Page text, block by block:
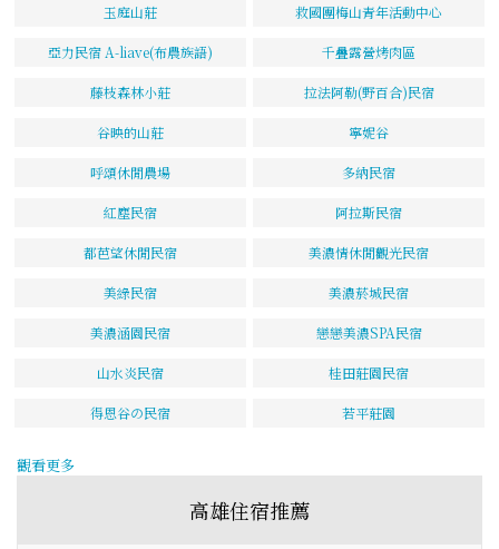
玉庭山莊 救國團梅山青年活動中心
亞力民宿 A-liave(布農族語) 千疊露營烤肉區
藤枝森林小莊 拉法阿勒(野百合)民宿
谷映的山莊 寧妮谷
呼頌休閒農場 多納民宿
紅塵民宿 阿拉斯民宿
都芭望休閒民宿 美濃情休閒觀光民宿
美綠民宿 美濃菸城民宿
美濃涵園民宿 戀戀美濃SPA民宿
山水炎民宿 桂田莊園民宿
得恩谷の民宿 若平莊園
觀看更多
高雄住宿推薦